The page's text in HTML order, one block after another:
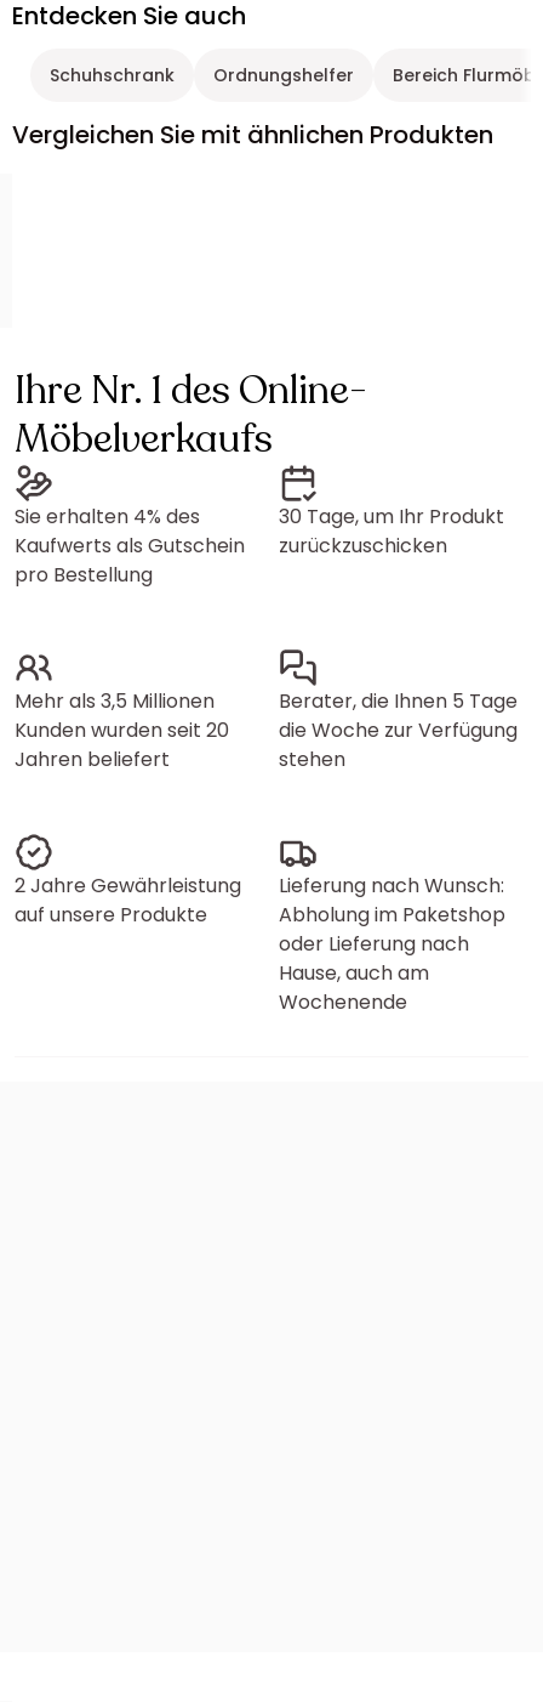
Entdecken Sie auch
Schuhschrank Ordnungshelfer Bereich
Vergleichen Sie mit ähnlichen Produkten
Ihre Nr. 1 des Online-
Möbelverkaufs
Sie erhalten 4% des
Kaufwerts als Gutschein
pro Bestellung
30 Tage, um Ihr Produkt
zurückzuschicken
Mehr als 3,5 Millionen
Kunden wurden seit 20
Jahren beliefert
Berater, die Ihnen 5 Tage
die Woche zur Verfügung
stehen
2 Jahre Gewährleistung
auf unsere Produkte
Lieferung nach Wunsch:
Abholung im Paketshop
oder Lieferung nach
Hause, auch am
Wochenende